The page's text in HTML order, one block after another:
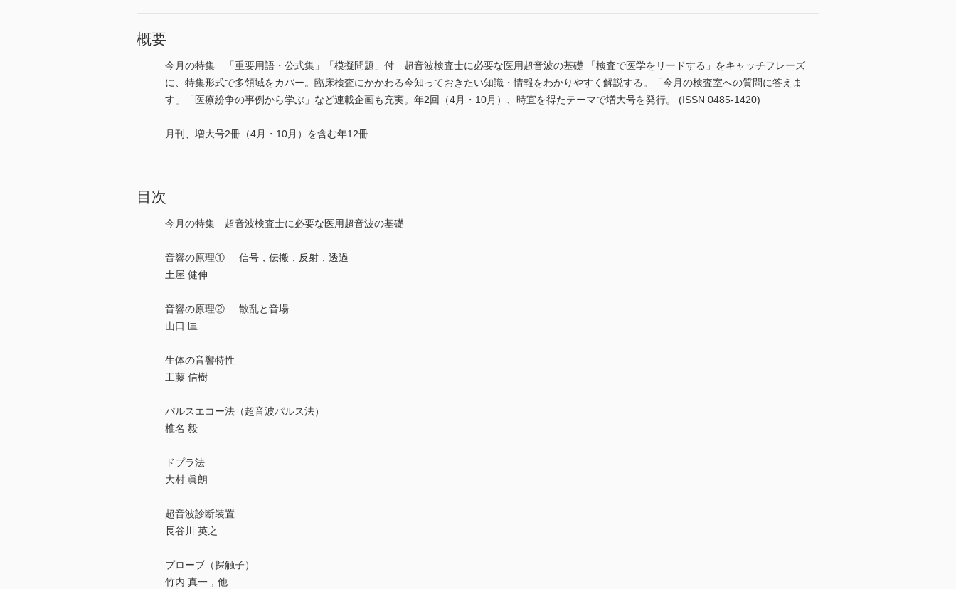
概要
今月の特集 「重要用語・公式集」「模擬問題」付 超音波検査士に必要な医用超音波の基礎 「検査で医学をリードする」をキャッチフレーズ
に、特集形式で多領域をカバー。臨床検査にかかわる今知っておきたい知識・情報をわかりやすく解説する。「今月の検査室への質問に答えま
す」「医療紛争の事例から学ぶ」など連載企画も充実。年2回（4月・10月）、時宜を得たテーマで増大号を発行。 (ISSN 0485-1420)
月刊、増大号2冊（4月・10月）を含む年12冊
目次
今月の特集 超音波検査士に必要な医用超音波の基礎
音響の原理①──信号，伝搬，反射，透過
土屋 健伸
音響の原理②──散乱と音場
山口 匡
生体の音響特性
工藤 信樹
パルスエコー法（超音波パルス法）
椎名 毅
ドプラ法
大村 眞朗
超音波診断装置
長谷川 英之
プローブ（探触子）
竹内 真一，他